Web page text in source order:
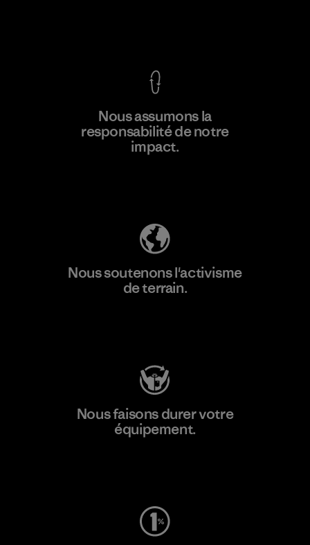
Nous assumons la
responsabilité de notre
impact.
Nous soutenons l'activisme
de terrain.
Nous faisons durer votre
équipement.